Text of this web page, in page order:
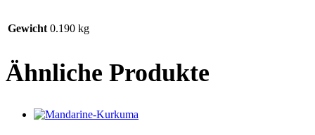
Gewicht 0.190 kg
Ähnliche Produkte